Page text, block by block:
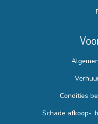
Condities
Schade afkoop-,